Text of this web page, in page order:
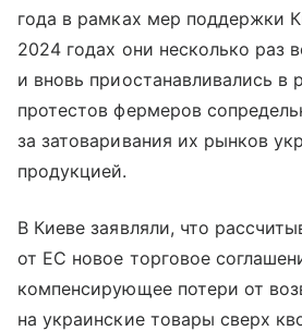
года в рамках мер поддержки
2024 годах они несколько раз
и вновь приостанавливались в
протестов фермеров
за затоваривания их рынков
продукцией.
В Киеве заявляли, что
от ЕС новое торговое
компенсирующее потери от
на украинские товары сверх